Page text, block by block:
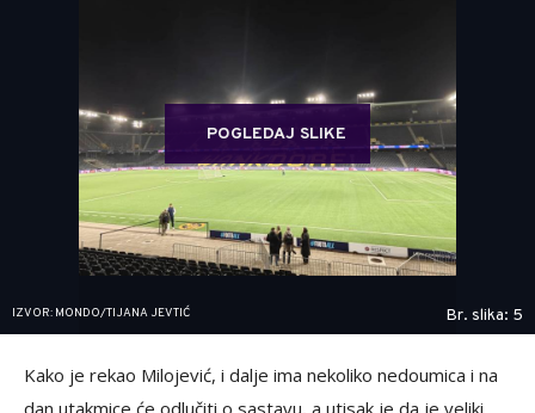
POGLEDAJ SLIKE
IZVOR: MONDO/TIJANA JEVTIĆ Br. slika: 5
Kako je rekao Milojević, i dalje ima nekoliko nedoumica i na